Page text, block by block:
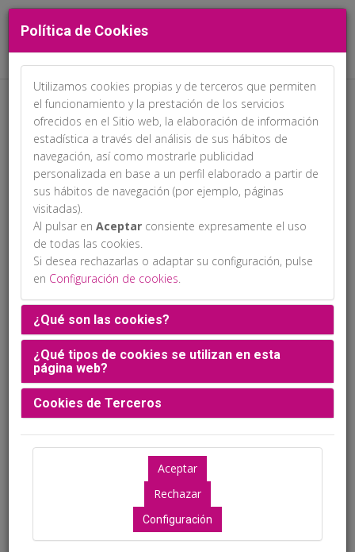
Política de Cookies
Utilizamos cookies propias y de terceros que permiten
el funcionamiento y la prestación de los servicios
ofrecidos en el Sitio web, la elaboración de información
estadística a través del análisis de sus hábitos de
navegación, así como mostrarle publicidad
personalizada en base a un perfil elaborado a partir de
sus hábitos de navegación (por ejemplo, páginas
visitadas).
Al pulsar en Aceptar consiente expresamente el uso
de todas las cookies.
Si desea rechazarlas o adaptar su configuración, pulse
en Configuración de cookies.
¿Qué son las cookies?
¿Qué tipos de cookies se utilizan en esta
página web?
Cookies de Terceros
Configuración
Junta Directiva SEF
Dr. Juan José Espinós Gómez
Clínica Fertty. Barcelona....